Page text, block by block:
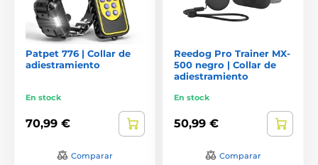
Patpet 776 | Collar de
adiestramiento
En stock
70,99 €
Comparar
Reedog Pro Trainer MX-
500 negro | Collar de
adiestramiento
En stock
50,99 €
Comparar